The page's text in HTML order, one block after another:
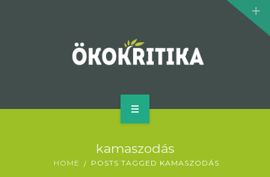
MI AZ ÖKOKRITIKA?kamaszodás
HOME POSTS TAGGED KAMASZODÁS